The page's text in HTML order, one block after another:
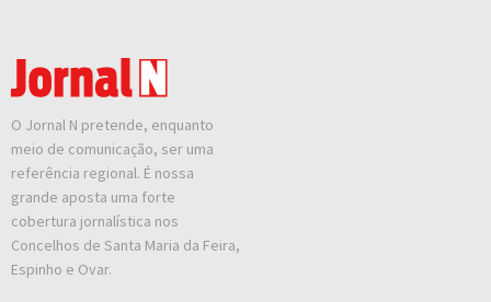
O Jornal N pretende, enquanto
meio de comunicação, ser uma
referência regional. É nossa
grande aposta uma forte
cobertura jornalística nos
Concelhos de Santa Maria da Feira,
Espinho e Ovar.